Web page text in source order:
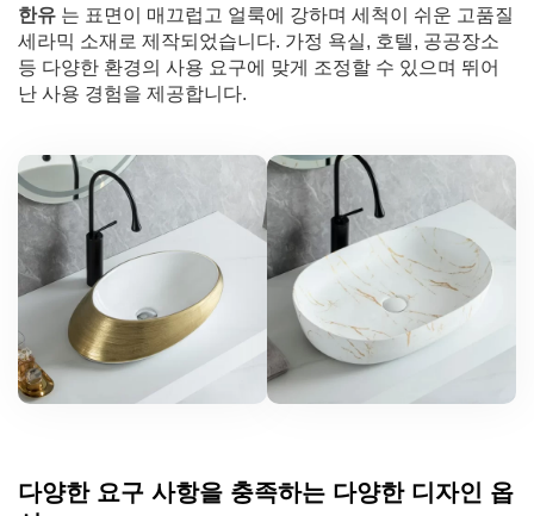
한유 는 표면이 매끄럽고 얼룩에 강하며 세척이 쉬운 고품질
세라믹 소재로 제작되었습니다. 가정 욕실, 호텔, 공공장소
등 다양한 환경의 사용 요구에 맞게 조정할 수 있으며 뛰어
난 사용 경험을 제공합니다.
다양한 요구 사항을 충족하는 다양한 디자인 옵